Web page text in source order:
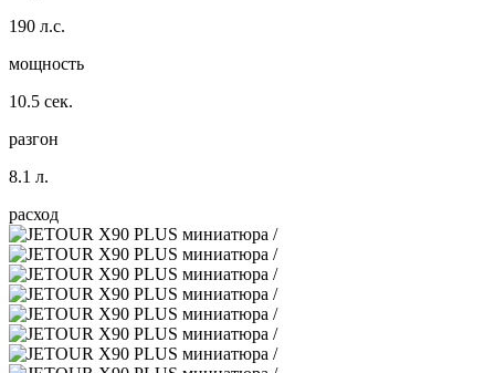
190 л.с.
мощность
10.5 сек.
разгон
8.1 л.
расход